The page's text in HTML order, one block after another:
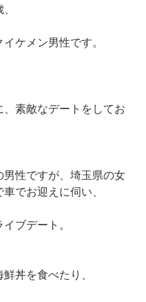
ケメン男性です。
、素敵なデートをしてお
男性ですが、埼玉県の女
でお迎えに伺い、
ブデート。
丼を食べたり、